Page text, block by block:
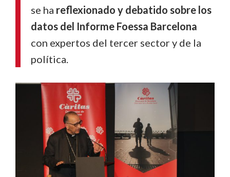
se ha reflexionado y debatido sobre los
datos del Informe Foessa Barcelona
con expertos del tercer sector y de la
política.